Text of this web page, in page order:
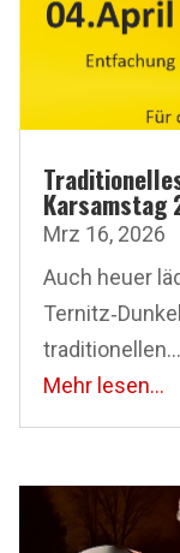
Karsamstag
Mrz 16, 2026
Auch heuer
traditionellen...
Mehr lesen...